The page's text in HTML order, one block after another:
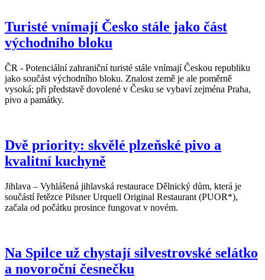
Turisté vnímají Česko stále jako část
východního bloku
ČR - Potenciální zahraniční turisté stále vnímají Českou republiku
jako součást východního bloku. Znalost země je ale poměrně
vysoká; při představě dovolené v Česku se vybaví zejména Praha,
pivo a památky.
Dvě priority: skvělé plzeňské pivo a
kvalitní kuchyně
Jihlava – Vyhlášená jihlavská restaurace Dělnický dům, která je
součástí řetězce Pilsner Urquell Original Restaurant (PUOR*),
začala od počátku prosince fungovat v novém.
Na Spilce už chystají silvestrovské selátko
a novoroční česnečku